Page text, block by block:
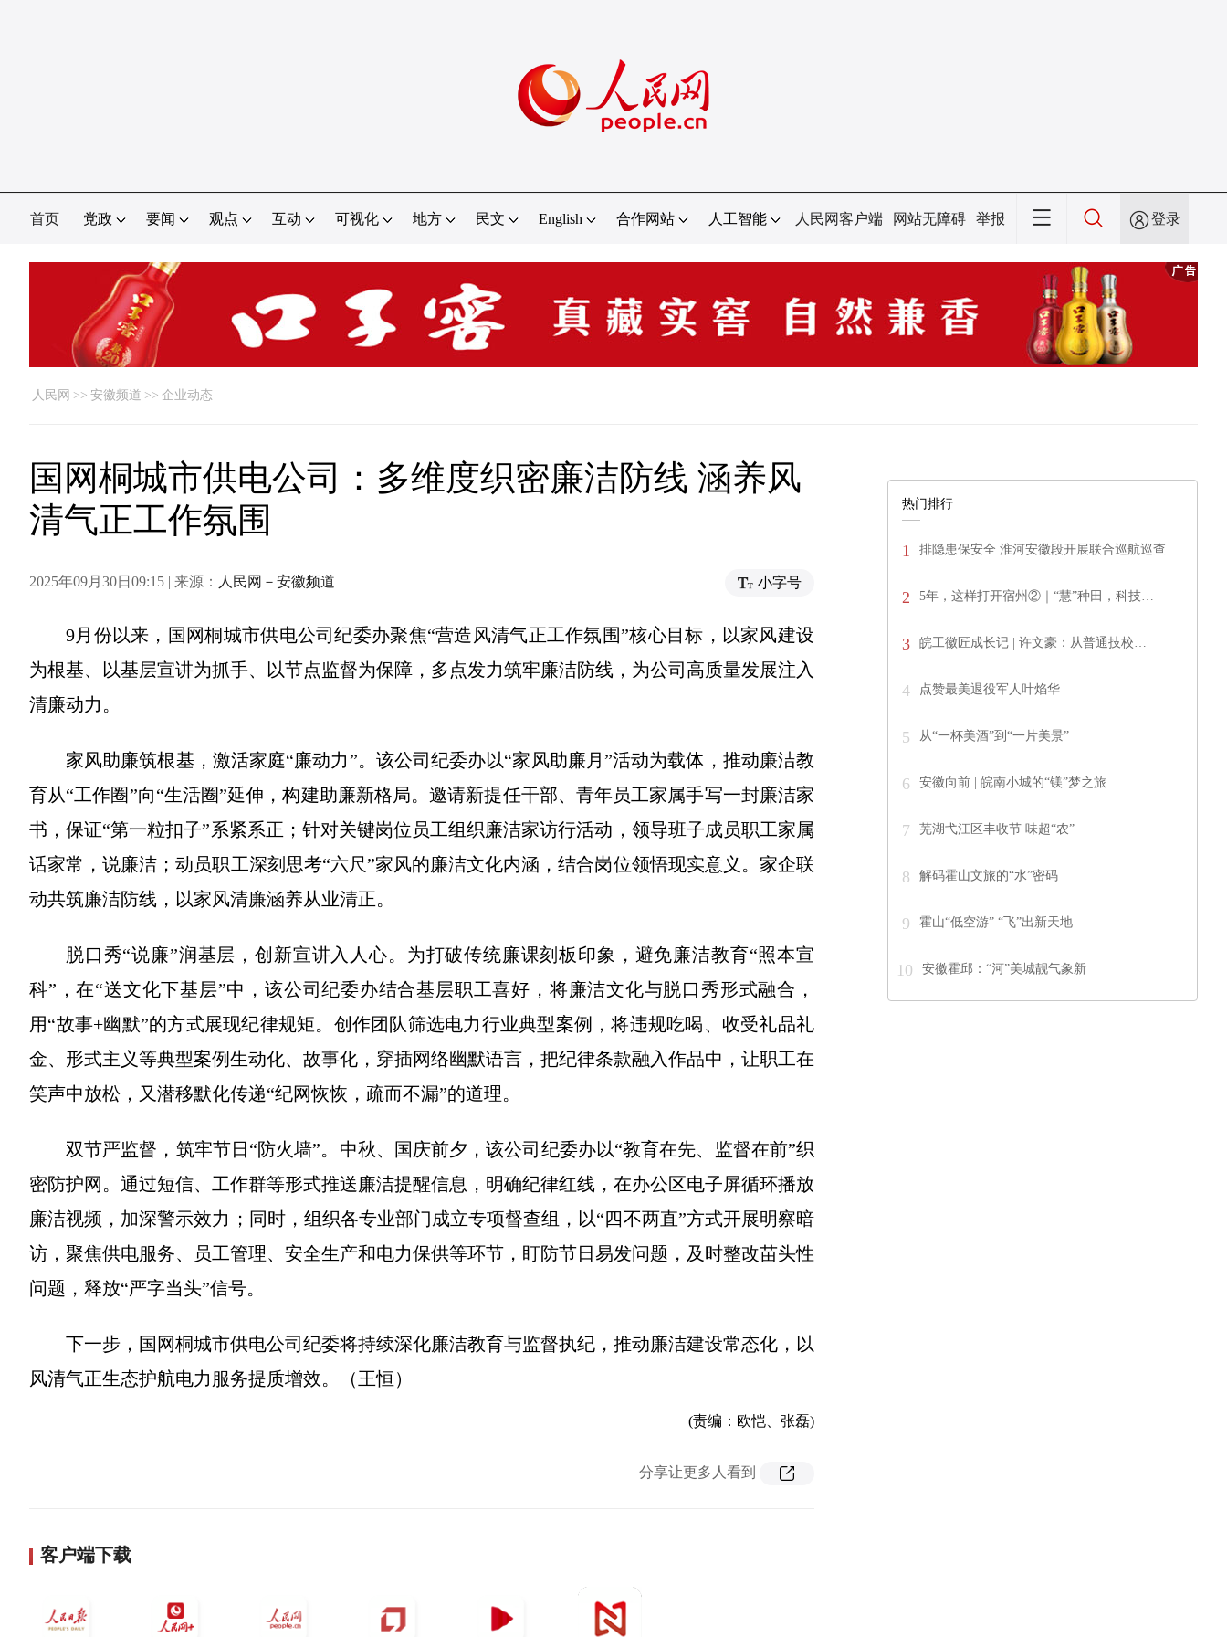
首页 党政 要闻 观点 互动 可视化 地方 民文 English 合作网站 人工智能 人民网客户端 网站无障碍 举报 登录
人民网 >> 安徽频道 >> 企业动态
国网桐城市供电公司：多维度织密廉洁防线 涵养风
清气正工作氛围
2025年09月30日09:15 | 来源： 人民网－安徽频道 小字号
9月份以来，国网桐城市供电公司纪委办聚焦“营造风清气正工作氛围”核心目标，以家风建设
为根基、以基层宣讲为抓手、以节点监督为保障，多点发力筑牢廉洁防线，为公司高质量发展注入
清廉动力。
家风助廉筑根基，激活家庭“廉动力”。该公司纪委办以“家风助廉月”活动为载体，推动廉洁教
育从“工作圈”向“生活圈”延伸，构建助廉新格局。邀请新提任干部、青年员工家属手写一封廉洁家
书，保证“第一粒扣子”系紧系正；针对关键岗位员工组织廉洁家访行活动，领导班子成员职工家属
话家常，说廉洁；动员职工深刻思考“六尺”家风的廉洁文化内涵，结合岗位领悟现实意义。家企联
动共筑廉洁防线，以家风清廉涵养从业清正。
脱口秀“说廉”润基层，创新宣讲入人心。为打破传统廉课刻板印象，避免廉洁教育“照本宣
科”，在“送文化下基层”中，该公司纪委办结合基层职工喜好，将廉洁文化与脱口秀形式融合，
用“故事+幽默”的方式展现纪律规矩。创作团队筛选电力行业典型案例，将违规吃喝、收受礼品礼
金、形式主义等典型案例生动化、故事化，穿插网络幽默语言，把纪律条款融入作品中，让职工在
笑声中放松，又潜移默化传递“纪网恢恢，疏而不漏”的道理。
双节严监督，筑牢节日“防火墙”。中秋、国庆前夕，该公司纪委办以“教育在先、监督在前”织
密防护网。通过短信、工作群等形式推送廉洁提醒信息，明确纪律红线，在办公区电子屏循环播放
廉洁视频，加深警示效力；同时，组织各专业部门成立专项督查组，以“四不两直”方式开展明察暗
访，聚焦供电服务、员工管理、安全生产和电力保供等环节，盯防节日易发问题，及时整改苗头性
问题，释放“严字当头”信号。
下一步，国网桐城市供电公司纪委将持续深化廉洁教育与监督执纪，推动廉洁建设常态化，以
风清气正生态护航电力服务提质增效。（王恒）
(责编：欧恺、张磊)
分享让更多人看到
客户端下载
热门排行
1 排隐患保安全 淮河安徽段开展联合巡航巡查
2 5年，这样打开宿州②｜“慧”种田，科技…
3 皖工徽匠成长记 | 许文豪：从普通技校…
4 点赞最美退役军人叶焰华
5 从“一杯美酒”到“一片美景”
6 安徽向前 | 皖南小城的“镁”梦之旅
7 芜湖弋江区丰收节 味超“农”
8 解码霍山文旅的“水”密码
9 霍山“低空游” “飞”出新天地
10 安徽霍邱：“河”美城靓气象新